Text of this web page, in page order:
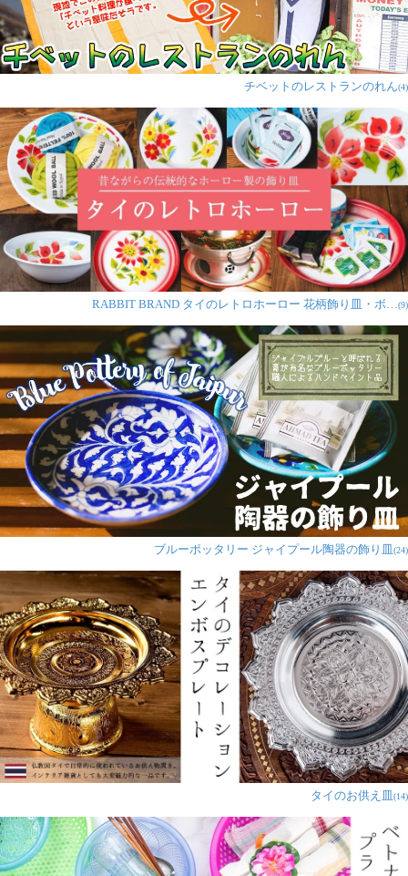
チベットのレストランのれん(4)
RABBIT BRAND タイのレトロホーロー 花柄飾り皿・ボ… (9)
ブルーポッタリー ジャイプール陶器の飾り皿 (24)
タイのお供え皿 (14)